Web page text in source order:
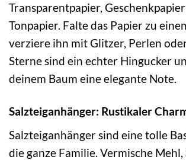
Transparentpapier,
Tonpapier. Falte das Papier zu
verziere ihn mit Glitzer, Perlen
Sterne sind ein echter Hingucker
deinem Baum eine elegante Note.
Salzteiganhänger: Rustikaler
Salzteiganhänger sind eine tolle
die ganze Familie. Vermische Mehl,